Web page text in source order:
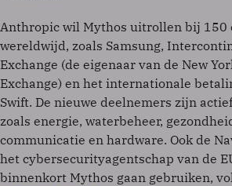
Anthropic wil Mythos uitrollen bij 150
wereldwijd, zoals Samsung,
Exchange (de eigenaar van de New
Exchange) en het internationale
Swift. De nieuwe deelnemers zijn
zoals energie, waterbeheer,
communicatie en hardware. Ook de
het cybersecurityagentschap van de
binnenkort Mythos gaan gebruiken,